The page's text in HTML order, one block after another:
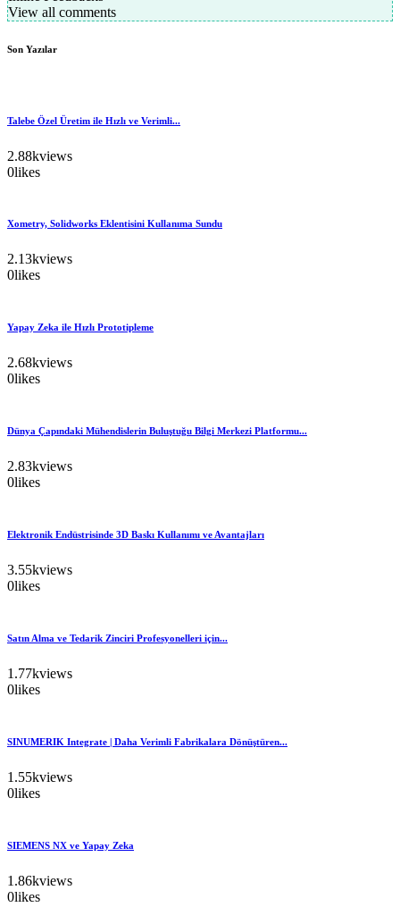
View all comments
Son Yazılar
Talebe Özel Üretim ile Hızlı ve Verimli...
2.88kviews
0likes
Xometry, Solidworks Eklentisini Kullanıma Sundu
2.13kviews
0likes
Yapay Zeka ile Hızlı Prototipleme
2.68kviews
0likes
Dünya Çapındaki Mühendislerin Buluştuğu Bilgi Merkezi Platformu...
2.83kviews
0likes
Elektronik Endüstrisinde 3D Baskı Kullanımı ve Avantajları
3.55kviews
0likes
Satın Alma ve Tedarik Zinciri Profesyonelleri için...
1.77kviews
0likes
SINUMERIK Integrate | Daha Verimli Fabrikalara Dönüştüren...
1.55kviews
0likes
SIEMENS NX ve Yapay Zeka
1.86kviews
0likes